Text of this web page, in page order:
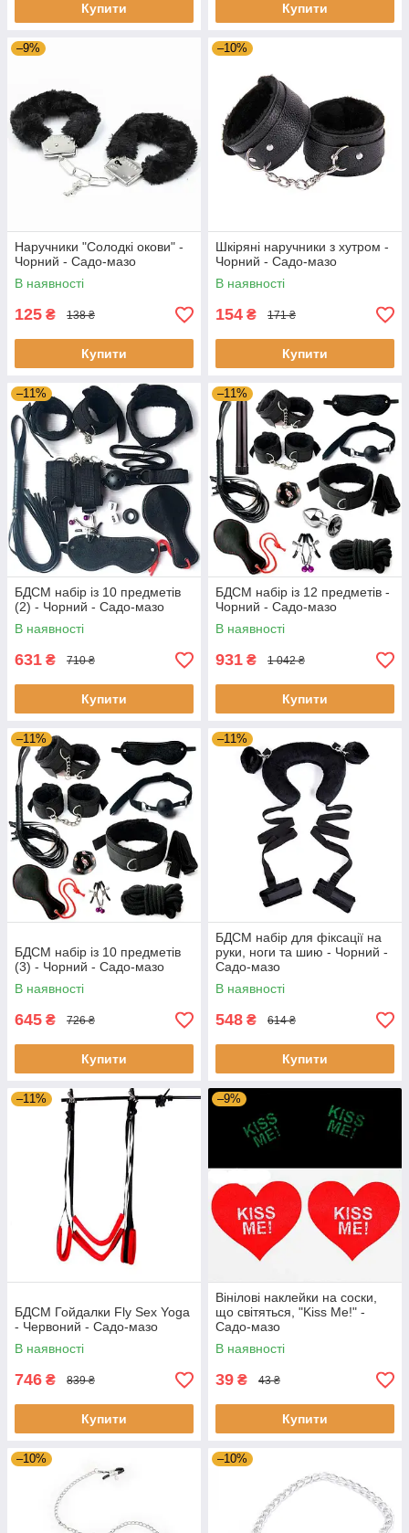
Купити Купити
–9%
Наручники "Солодкі окови" -
Чорний - Садо-мазо
В наявності
125 ₴ 138 ₴
Купити
–10%
Шкіряні наручники з хутром -
Чорний - Садо-мазо
В наявності
154 ₴ 171 ₴
Купити
–11%
БДСМ набір із 10 предметів
(2) - Чорний - Садо-мазо
В наявності
631 ₴ 710 ₴
Купити
–11%
БДСМ набір із 12 предметів -
Чорний - Садо-мазо
В наявності
931 ₴ 1 042 ₴
Купити
–11%
БДСМ набір із 10 предметів
(3) - Чорний - Садо-мазо
В наявності
645 ₴ 726 ₴
Купити
–11%
БДСМ набір для фіксації на
руки, ноги та шию - Чорний -
Садо-мазо
В наявності
548 ₴ 614 ₴
Купити
–11%
БДСМ Гойдалки Fly Sex Yoga
- Червоний - Садо-мазо
В наявності
746 ₴ 839 ₴
Купити
–9%
Вінілові наклейки на соски,
що світяться, "Kiss Me!" -
Садо-мазо
В наявності
39 ₴ 43 ₴
Купити
–10% –10%